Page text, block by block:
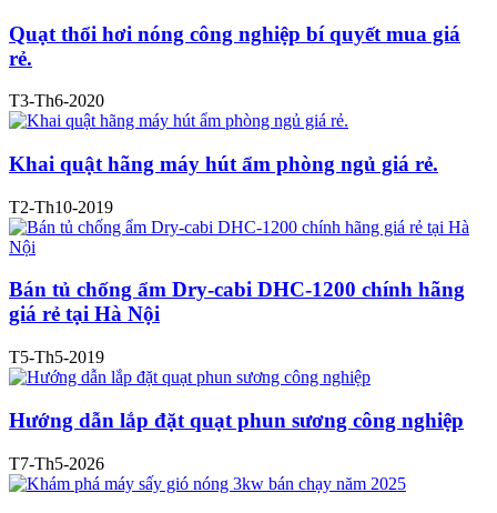
Quạt thổi hơi nóng công nghiệp bí quyết mua giá
rẻ.
T3-Th6-2020
Khai quật hãng máy hút ẩm phòng ngủ giá rẻ.
T2-Th10-2019
Bán tủ chống ẩm Dry-cabi DHC-1200 chính hãng
giá rẻ tại Hà Nội
T5-Th5-2019
Hướng dẫn lắp đặt quạt phun sương công nghiệp
T7-Th5-2026